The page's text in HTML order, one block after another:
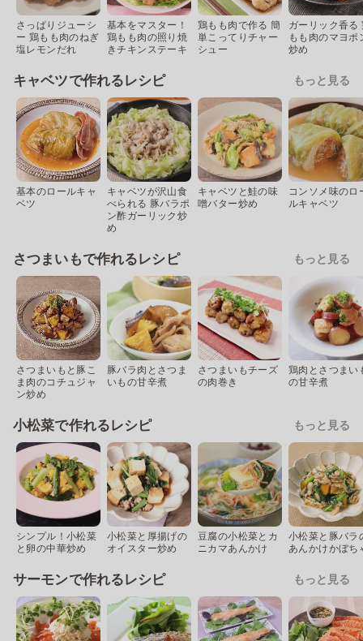
さっぱりジューシ
ー 鶏もも肉のねぎ
塩レモンだれ
基本をマスター！
鶏もも肉の照り焼
きチキンステーキ
鶏もも肉で作る 簡
単こってりチャー
シュー
ガーリック香る
もも肉のマヨポ
炒め
キャベツで作れるレシピ もっと見る
基本のロールキャ
ベツ
キャベツが沢山食
べられる 豚バラポ
ン酢ガーリック炒
め
キャベツと鮭の味
噌バター炒め
コンソメ味のロ
ルキャベツ
さつまいもで作れるレシピ もっと見る
さつまいもと豚こ
ま肉のコチュジャ
ン炒め
豚バラ肉とさつま
いもの甘辛煮
さつまいもチーズ
の肉巻き
鶏肉とさつまい
の甘辛煮
小松菜で作れるレシピ もっと見る
シンプル！小松菜
と卵の中華炒め
小松菜と厚揚げの
オイスター炒め
豆腐の小松菜とカ
ニカマあんかけ
小松菜と豚バラ
あんかけかぼち
サーモンで作れるレシピ もっと見る